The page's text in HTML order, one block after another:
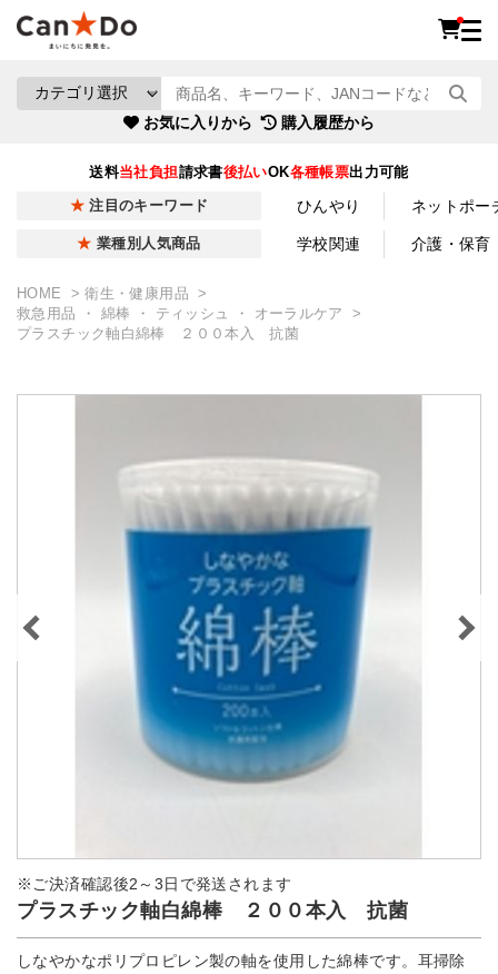
お気に入りから 購入履歴から
送料当社負担請求書後払いOK各種帳票出力可能
注目のキーワード ひんやり ネットポー
業種別人気商品 学校関連 介護・保育
HOME
衛生・健康用品
救急用品 ・ 綿棒 ・ ティッシュ ・ オーラルケア
プラスチック軸白綿棒 ２００本入 抗菌
※ご決済確認後2～3日で発送されます
プラスチック軸白綿棒 ２００本入 抗菌
しなやかなポリプロピレン製の軸を使用した綿棒です。耳掃除